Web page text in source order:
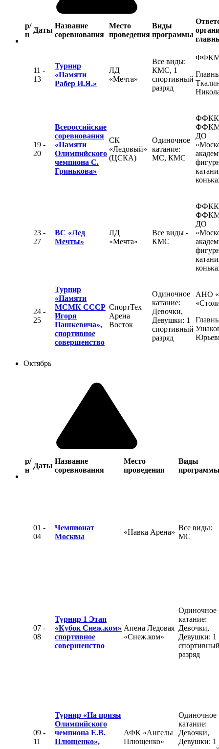
р/
н
Даты
Название
соревнования
Место
проведения
Виды
программы
11 -
13
Турнир
«Памяти
Рабер И.Я.»
ЛД
«Мечта»
Все виды:
КМС, 1
спортивный
разряд
19 -
20
Всероссийские
соревнования
«Памяти
Олимпийского
чемпиона С.
Гринькова»
СК
«Ледовый»
(ЦСКА)
Одиночное
катание:
МС, КМС
ДО
23 -
27
ВС «Лед
Мечты»
ЛД
«Мечта»
Все виды -
КМС
ДО
24 -
25
Турнир
«Памяти
МСМК СССР
Игоря
Пашкевича»,
спортивное
совершенство
СпортТех
Арена
Восток
Одиночное
катание:
Девочки,
Девушки: 1
спортивный
разряд
АНО
Октябрь
р/
н
Даты
Название
соревнования
Место
проведения
Виды
01 -
04
Чемпионат
Москвы
«Навка Арена»
Все виды:
МС
07 -
08
Турнир 1 Этап
«Кубок Снеж.ком»
спортивное
совершенство
Апена Ледовая
«Снеж.ком»
Одиночное
катание:
Девочки,
Девушки: 1
разряд
09 -
11
Турнир «На призы
Олимпийского
чемпиона Е.В.
Плющенко»,
АФК «Ангелы
Плющенко»
Одиночное
катание:
Девочки,
Девушки: 1